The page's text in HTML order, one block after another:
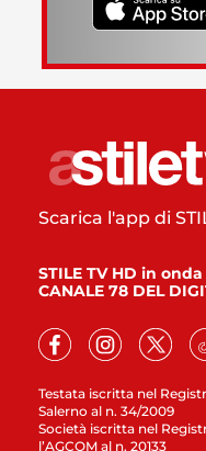
Testata iscritta nel
Salerno al n. 34/2009
Società iscritta nel
l’AGCOM al n. 20133
Scarica l'app di
STILE TV HD in
CANALE 78 DEL